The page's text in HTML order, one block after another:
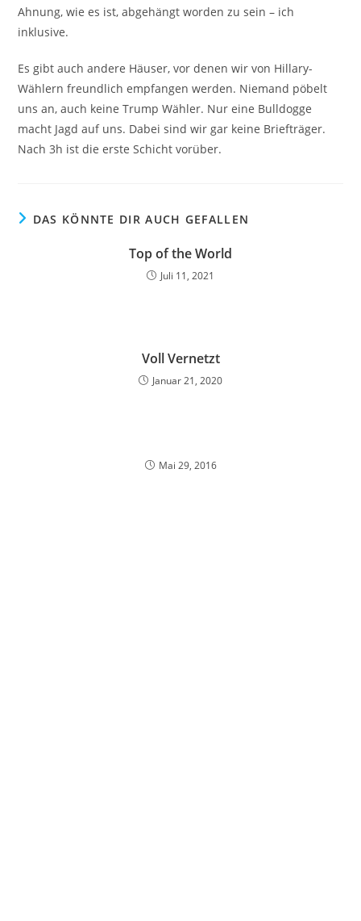
Ahnung, wie es ist, abgehängt worden zu sein – ich
inklusive.
Es gibt auch andere Häuser, vor denen wir von Hillary-
Wählern freundlich empfangen werden. Niemand pöbelt
uns an, auch keine Trump Wähler. Nur eine Bulldogge
macht Jagd auf uns. Dabei sind wir gar keine Briefträger.
Nach 3h ist die erste Schicht vorüber.
DAS KÖNNTE DIR AUCH GEFALLEN
Top of the World
Juli 11, 2021
Voll Vernetzt
Januar 21, 2020
Mai 29, 2016